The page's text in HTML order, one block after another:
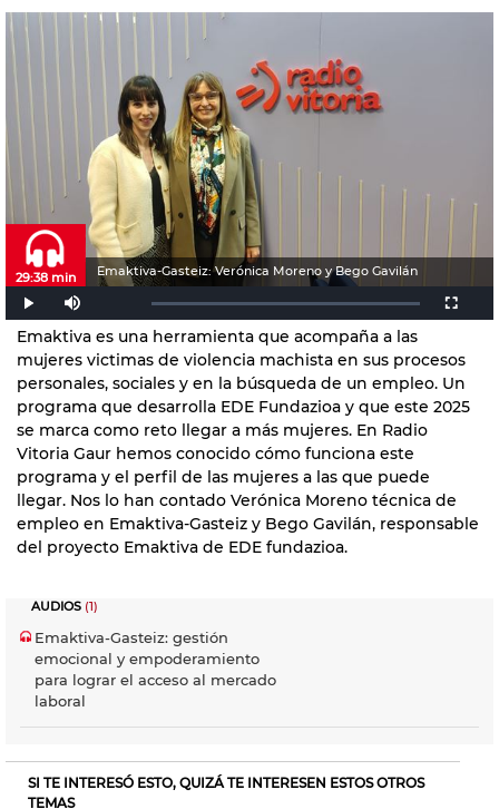
Emaktiva-Gasteiz: Verónica Moreno y Bego Gavilán
29:38 min
Emaktiva es una herramienta que acompaña a las
mujeres victimas de violencia machista en sus procesos
personales, sociales y en la búsqueda de un empleo. Un
programa que desarrolla EDE Fundazioa y que este 2025
se marca como reto llegar a más mujeres. En Radio
Vitoria Gaur hemos conocido cómo funciona este
programa y el perfil de las mujeres a las que puede
llegar. Nos lo han contado Verónica Moreno técnica de
empleo en Emaktiva-Gasteiz y Bego Gavilán, responsable
del proyecto Emaktiva de EDE fundazioa.
AUDIOS (1)
Emaktiva-Gasteiz: gestión
emocional y empoderamiento
para lograr el acceso al mercado
laboral
SI TE INTERESÓ ESTO, QUIZÁ TE INTERESEN ESTOS OTROS
TEMAS